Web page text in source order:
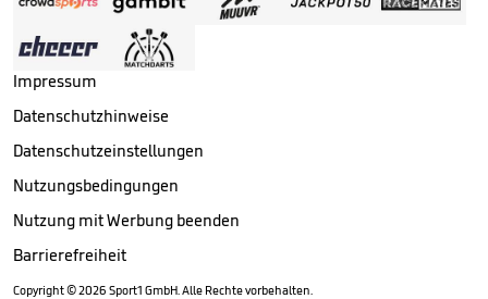
Impressum
Datenschutzhinweise
Datenschutzeinstellungen
Nutzungsbedingungen
Nutzung mit Werbung beenden
Barrierefreiheit
Copyright ©2026 Sport1 GmbH. Alle Rechte vorbehalten.